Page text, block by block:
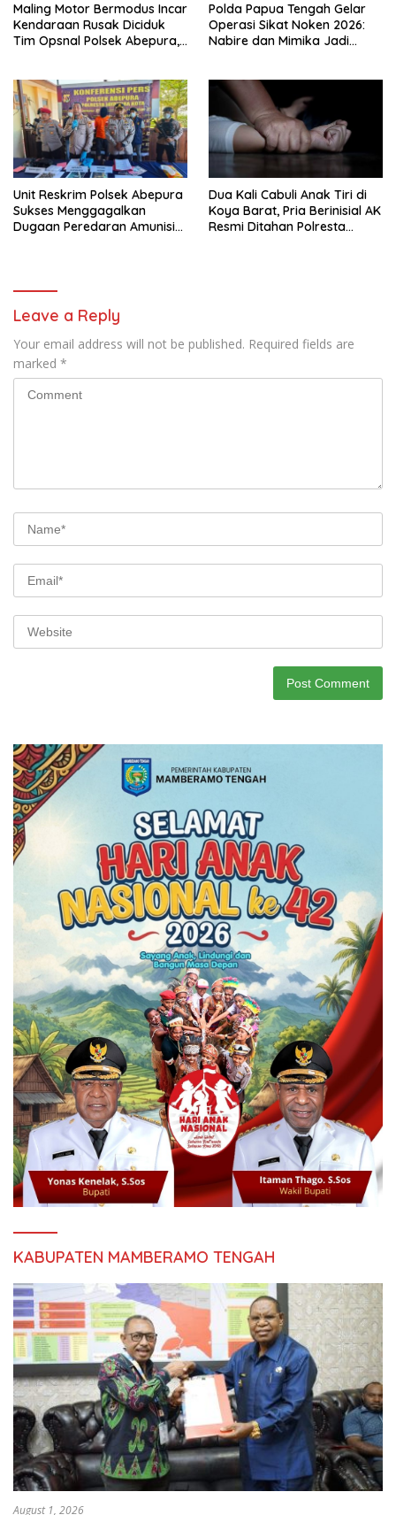
Maling Motor Bermodus Incar
Kendaraan Rusak Diciduk
Tim Opsnal Polsek Abepura,
Polda Papua Tengah Gelar
Operasi Sikat Noken 2026:
Nabire dan Mimika Jadi
Unit Reskrim Polsek Abepura
Sukses Menggagalkan
Dugaan Peredaran Amunisi
Dua Kali Cabuli Anak Tiri di
Koya Barat, Pria Berinisial AK
Resmi Ditahan Polresta
Leave a Reply
Your email address will not be published. Required fields are
marked *
KABUPATEN MAMBERAMO TENGAH
August 1, 2026